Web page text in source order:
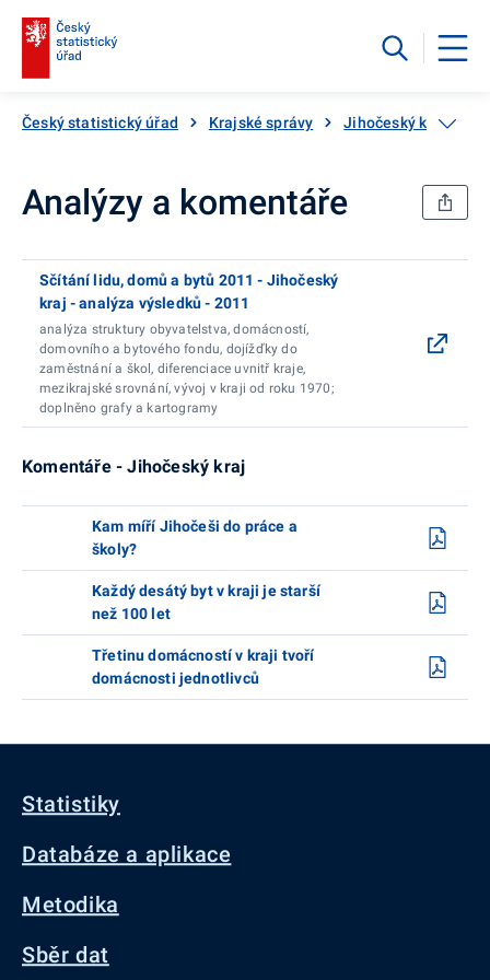
Český statistický úřad Krajské správy Jihočeský kraj
Analýzy a komentáře
Sčítání lidu, domů a bytů 2011 - Jihočeský
kraj - analýza výsledků - 2011
analýza struktury obyvatelstva, domácností,
domovního a bytového fondu, dojížďky do
zaměstnání a škol, diferenciace uvnitř kraje,
mezikrajské srovnání, vývoj v kraji od roku 1970;
doplněno grafy a kartogramy
Komentáře - Jihočeský kraj
Kam míří Jihočeši do práce a
školy?
Každý desátý byt v kraji je starší
než 100 let
Třetinu domácností v kraji tvoří
domácnosti jednotlivců
Statistiky
Databáze a aplikace
Metodika
Sběr dat